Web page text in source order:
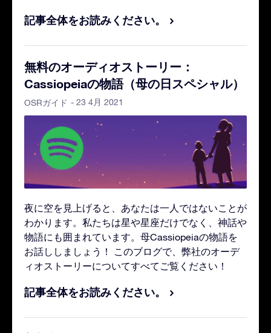
記事全体をお読みください。
無料のオーディオストーリー：
Cassiopeiaの物語（母の日スペシャル）
OSRガイド - 23 4月 2021
夜に空を見上げると、あなたは一人ではないことが
わかります。私たちは星や星座だけでなく、神話や
物語にも囲まれています。母Cassiopeiaの物語を
お話ししましょう！ このブログで、弊社のオーデ
ィオストーリーについてすべてご覧ください！
記事全体をお読みください。